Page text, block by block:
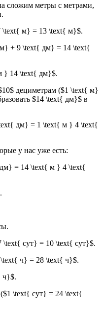
сложим метры с метрами,
\text{ м} = 13 \text{ м}$.
+ 9 \text{ дм} = 14 \text{
} 14 \text{ дм}$.
дециметрам ($1 \text{ м}
$14 \text{ дм}$ в
дм} = 1 \text{ м } 4 \text{
у нас уже есть:
= 14 \text{ м } 4 \text{
\text{ сут} = 10 \text{ сут}$.
ч} = 28 \text{ ч}$.
ч}$.
($1 \text{ сут} = 24 \text{